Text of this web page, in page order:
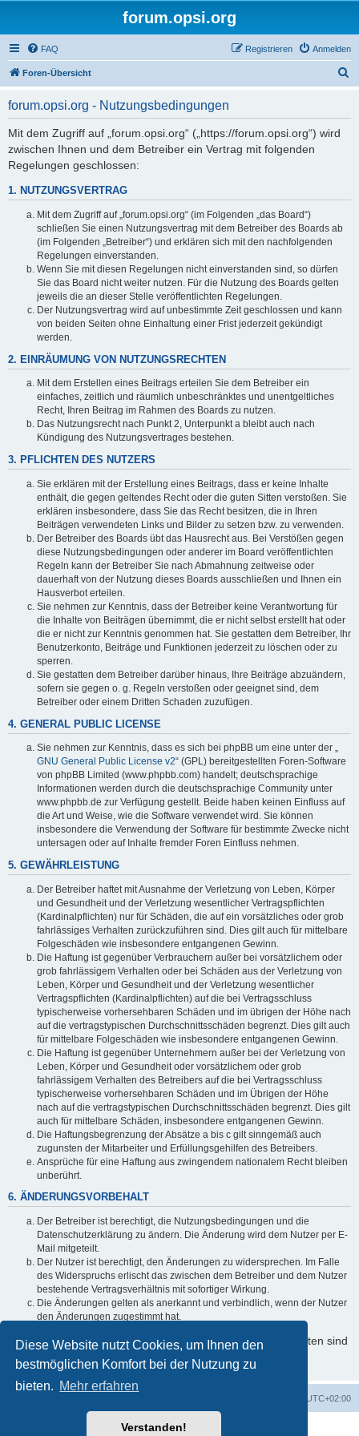
Diese Website nutzt Cookies, um Ihnen den
bestmöglichen Komfort bei der Nutzung zu
bieten. Mehr erfahren
Verstanden!
forum.opsi.org
FAQ Anmelden
Registrieren
Foren-Übersicht
forum.opsi.org - Nutzungsbedingungen
Mit dem Zugriff auf „forum.opsi.org“ („https://forum.opsi.org“) wird
zwischen Ihnen und dem Betreiber ein Vertrag mit folgenden
Regelungen geschlossen:
1. NUTZUNGSVERTRAG
Mit dem Zugriff auf „forum.opsi.org“ (im Folgenden „das Board“)
schließen Sie einen Nutzungsvertrag mit dem Betreiber des Boards ab
(im Folgenden „Betreiber“) und erklären sich mit den nachfolgenden
Regelungen einverstanden.
Wenn Sie mit diesen Regelungen nicht einverstanden sind, so dürfen
Sie das Board nicht weiter nutzen. Für die Nutzung des Boards gelten
jeweils die an dieser Stelle veröffentlichten Regelungen.
Der Nutzungsvertrag wird auf unbestimmte Zeit geschlossen und kann
von beiden Seiten ohne Einhaltung einer Frist jederzeit gekündigt
werden.
2. EINRÄUMUNG VON NUTZUNGSRECHTEN
Mit dem Erstellen eines Beitrags erteilen Sie dem Betreiber ein
einfaches, zeitlich und räumlich unbeschränktes und unentgeltliches
Recht, Ihren Beitrag im Rahmen des Boards zu nutzen.
Das Nutzungsrecht nach Punkt 2, Unterpunkt a bleibt auch nach
Kündigung des Nutzungsvertrages bestehen.
3. PFLICHTEN DES NUTZERS
Sie erklären mit der Erstellung eines Beitrags, dass er keine Inhalte
enthält, die gegen geltendes Recht oder die guten Sitten verstoßen. Sie
erklären insbesondere, dass Sie das Recht besitzen, die in Ihren
Beiträgen verwendeten Links und Bilder zu setzen bzw. zu verwenden.
Der Betreiber des Boards übt das Hausrecht aus. Bei Verstößen gegen
diese Nutzungsbedingungen oder anderer im Board veröffentlichten
Regeln kann der Betreiber Sie nach Abmahnung zeitweise oder
dauerhaft von der Nutzung dieses Boards ausschließen und Ihnen ein
Hausverbot erteilen.
Sie nehmen zur Kenntnis, dass der Betreiber keine Verantwortung für
die Inhalte von Beiträgen übernimmt, die er nicht selbst erstellt hat oder
die er nicht zur Kenntnis genommen hat. Sie gestatten dem Betreiber, Ihr
Benutzerkonto, Beiträge und Funktionen jederzeit zu löschen oder zu
sperren.
Sie gestatten dem Betreiber darüber hinaus, Ihre Beiträge abzuändern,
sofern sie gegen o. g. Regeln verstoßen oder geeignet sind, dem
Betreiber oder einem Dritten Schaden zuzufügen.
4. GENERAL PUBLIC LICENSE
Sie nehmen zur Kenntnis, dass es sich bei phpBB um eine unter der „
GNU General Public License v2“ (GPL) bereitgestellten Foren-Software
von phpBB Limited (www.phpbb.com) handelt; deutschsprachige
Informationen werden durch die deutschsprachige Community unter
www.phpbb.de zur Verfügung gestellt. Beide haben keinen Einfluss auf
die Art und Weise, wie die Software verwendet wird. Sie können
insbesondere die Verwendung der Software für bestimmte Zwecke nicht
untersagen oder auf Inhalte fremder Foren Einfluss nehmen.
5. GEWÄHRLEISTUNG
Der Betreiber haftet mit Ausnahme der Verletzung von Leben, Körper
und Gesundheit und der Verletzung wesentlicher Vertragspflichten
(Kardinalpflichten) nur für Schäden, die auf ein vorsätzliches oder grob
fahrlässiges Verhalten zurückzuführen sind. Dies gilt auch für mittelbare
Folgeschäden wie insbesondere entgangenen Gewinn.
Die Haftung ist gegenüber Verbrauchern außer bei vorsätzlichem oder
grob fahrlässigem Verhalten oder bei Schäden aus der Verletzung von
Leben, Körper und Gesundheit und der Verletzung wesentlicher
Vertragspflichten (Kardinalpflichten) auf die bei Vertragsschluss
typischerweise vorhersehbaren Schäden und im übrigen der Höhe nach
auf die vertragstypischen Durchschnittsschäden begrenzt. Dies gilt auch
für mittelbare Folgeschäden wie insbesondere entgangenen Gewinn.
Die Haftung ist gegenüber Unternehmern außer bei der Verletzung von
Leben, Körper und Gesundheit oder vorsätzlichem oder grob
fahrlässigem Verhalten des Betreibers auf die bei Vertragsschluss
typischerweise vorhersehbaren Schäden und im Übrigen der Höhe
nach auf die vertragstypischen Durchschnittsschäden begrenzt. Dies gilt
auch für mittelbare Schäden, insbesondere entgangenen Gewinn.
Die Haftungsbegrenzung der Absätze a bis c gilt sinngemäß auch
zugunsten der Mitarbeiter und Erfüllungsgehilfen des Betreibers.
Ansprüche für eine Haftung aus zwingendem nationalem Recht bleiben
unberührt.
6. ÄNDERUNGSVORBEHALT
Der Betreiber ist berechtigt, die Nutzungsbedingungen und die
Datenschutzerklärung zu ändern. Die Änderung wird dem Nutzer per E-
Mail mitgeteilt.
Der Nutzer ist berechtigt, den Änderungen zu widersprechen. Im Falle
des Widerspruchs erlischt das zwischen dem Betreiber und dem Nutzer
bestehende Vertragsverhältnis mit sofortiger Wirkung.
Die Änderungen gelten als anerkannt und verbindlich, wenn der Nutzer
den Änderungen zugestimmt hat.
Informationen über den Umgang mit Ihren persönlichen Daten sind
in der Datenschutzerklärung enthalten.
UTC+02:00
Powered byphpBB® Forum Software © phpBB Limited